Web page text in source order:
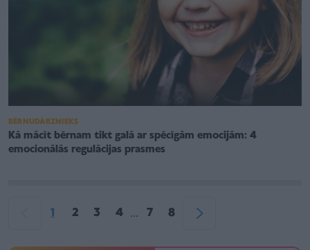
BĒRNUDĀRZNIEKS
Kā mācīt bērnam tikt galā ar spēcīgām emocijām: 4
emocionālās regulācijas prasmes
1 2 3 4 ... 7 8